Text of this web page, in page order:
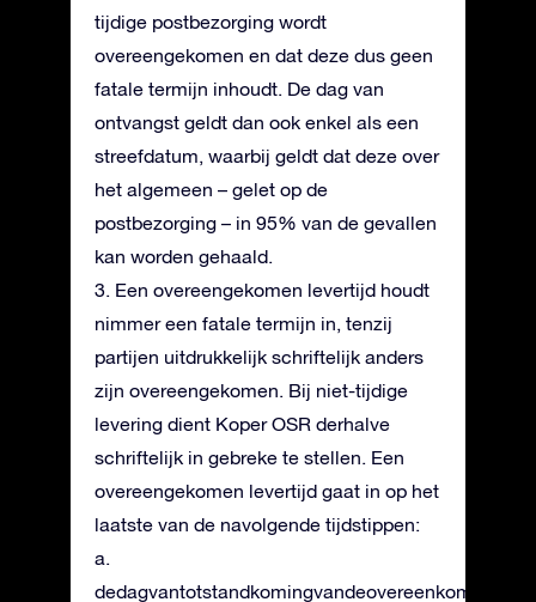
tijdige postbezorging wordt
overeengekomen en dat deze dus geen
fatale termijn inhoudt. De dag van
ontvangst geldt dan ook enkel als een
streefdatum, waarbij geldt dat deze over
het algemeen – gelet op de
postbezorging – in 95% van de gevallen
kan worden gehaald.
3. Een overeengekomen levertijd houdt
nimmer een fatale termijn in, tenzij
partijen uitdrukkelijk schriftelijk anders
zijn overeengekomen. Bij niet-tijdige
levering dient Koper OSR derhalve
schriftelijk in gebreke te stellen. Een
overeengekomen levertijd gaat in op het
laatste van de navolgende tijdstippen:
a.
dedagvantotstandkomingvandeovereenkomst;